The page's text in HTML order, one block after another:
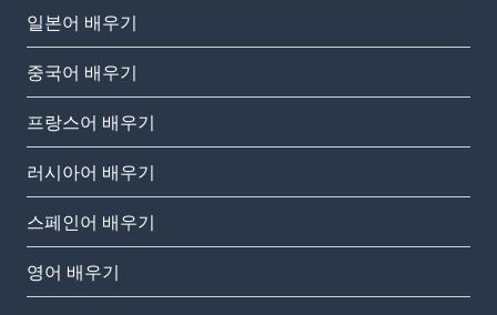
일본어 배우기
중국어 배우기
프랑스어 배우기
러시아어 배우기
스페인어 배우기
영어 배우기